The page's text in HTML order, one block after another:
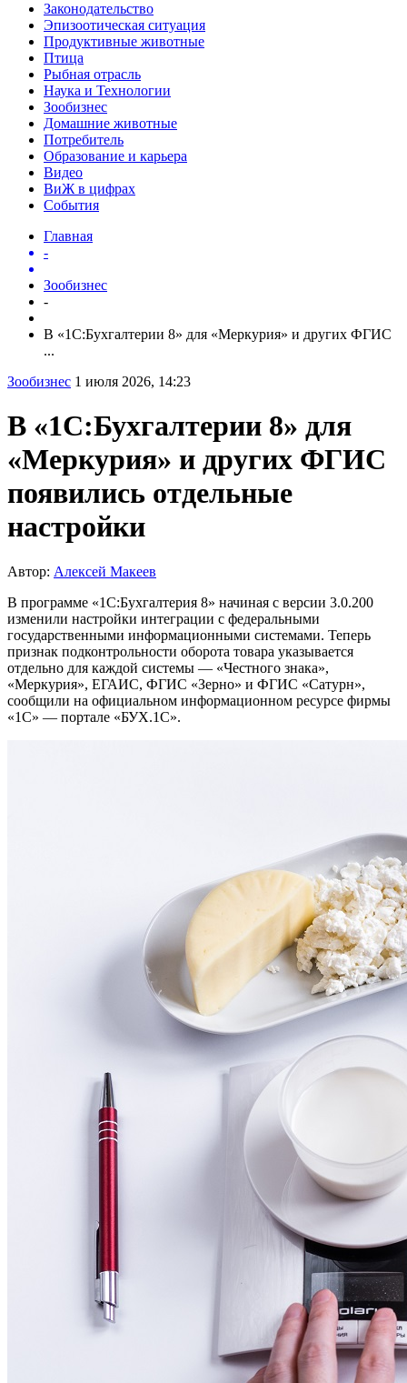
Законодательство
Эпизоотическая ситуация
Продуктивные животные
Птица
Рыбная отрасль
Наука и Технологии
Зообизнес
Домашние животные
Потребитель
Образование и карьера
Видео
ВиЖ в цифрах
События
Главная
-
Зообизнес
-
В «1С:Бухгалтерии 8» для «Меркурия» и других ФГИС
...
Зообизнес 1 июля 2026, 14:23
В «1С:Бухгалтерии 8» для
«Меркурия» и других ФГИС
появились отдельные
настройки
Автор: Алексей Макеев
В программе «1С:Бухгалтерия 8» начиная с версии 3.0.200
изменили настройки интеграции с федеральными
государственными информационными системами. Теперь
признак подконтрольности оборота товара указывается
отдельно для каждой системы — «Честного знака»,
«Меркурия», ЕГАИС, ФГИС «Зерно» и ФГИС «Сатурн»,
сообщили на официальном информационном ресурсе фирмы
«1С» — портале «БУХ.1С».